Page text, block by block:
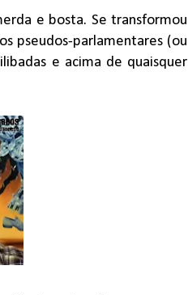
e bosta. Se transformou
pseudos-parlamentares (ou
e acima de quaisquer